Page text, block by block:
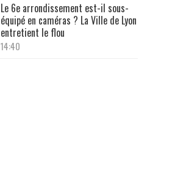
Le 6e arrondissement est-il sous-
équipé en caméras ? La Ville de Lyon
entretient le flou
14:40